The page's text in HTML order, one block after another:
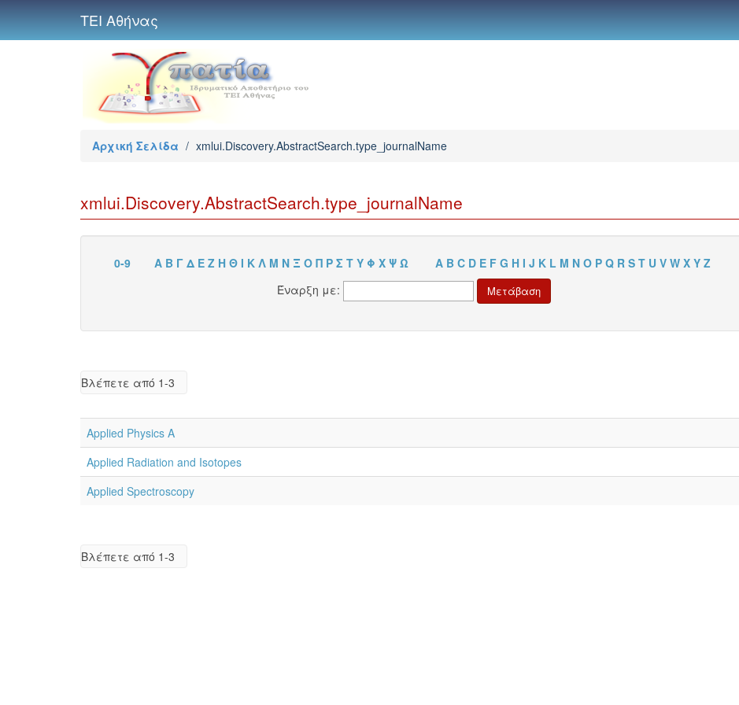
ΤΕΙ Αθήνας
Αρχική Σελίδα / xmlui.Discovery.AbstractSearch.type_journalName
xmlui.Discovery.AbstractSearch.type_journalName
0-9 Α Β Γ Δ Ε Ζ Η Θ Ι Κ Λ Μ Ν Ξ Ο Π Ρ Σ Τ Υ Φ Χ Ψ Ω A B C D E F G H I J K L M N O P Q R S T U V W X Y Z
Έναρξη με:
Βλέπετε από 1-3
Applied Physics A
Applied Radiation and Isotopes
Applied Spectroscopy
Βλέπετε από 1-3